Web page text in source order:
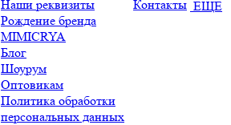
Наши реквизиты
Рождение бренда
MIMICRYA
Блог
Шоурум
Оптовикам
Политика обработки
персональных данных
Контакты ЕЩЕ